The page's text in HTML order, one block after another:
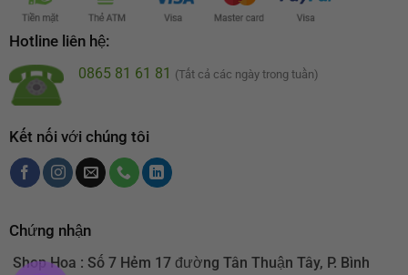
Hotline liên hệ:
0865 81 61 81 (Tất cả các ngày trong tuần)
Kết nối với chúng tôi
Chứng nhận
Shop Hoa : Số 7 Hẻm 17 đường Tân Thuận Tây, P. Bình